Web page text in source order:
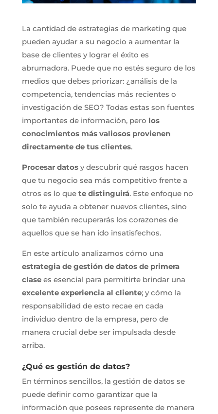
La cantidad de estrategias de marketing que
pueden ayudar a su negocio a aumentar la
base de clientes y lograr el éxito es
abrumadora. Puede que no estés seguro de los
medios que debes priorizar: ¿análisis de la
competencia, tendencias más recientes o
investigación de SEO? Todas estas son fuentes
importantes de información, pero los
conocimientos más valiosos provienen
directamente de tus clientes.
Procesar datosy descubrir qué rasgos hacen
que tu negocio sea más competitivo frente a
otros es lo que te distinguirá. Este enfoque no
solo te ayuda a obtener nuevos clientes, sino
que también recuperarás los corazones de
aquellos que se han ido insatisfechos.
En este artículo analizamos cómo una
estrategia de gestión de datos de primera
clasees esencial para permitirte brindar una
excelente experiencia al cliente; y cómo la
responsabilidad de esto recae en cada
individuo dentro de la empresa, pero de
manera crucial debe ser impulsada desde
arriba.
¿Qué es gestión de datos?
En términos sencillos, la gestión de datos se
puede definir como garantizar que la
información que posees represente de manera